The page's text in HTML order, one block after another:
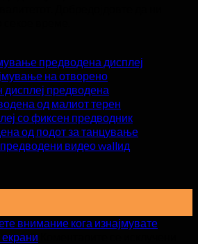
предводена дисплеј
на отворено
предводена
од малиот терен
со фиксен предводник
од подот за танцување
видео wallид
внимание кога изнајмувате